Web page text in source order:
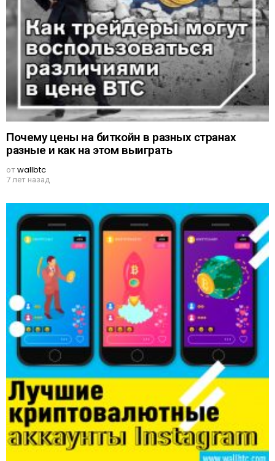
Почему цены на биткойн в разных странах
разные и как на этом выиграть
отwallbtc
7 лет назад